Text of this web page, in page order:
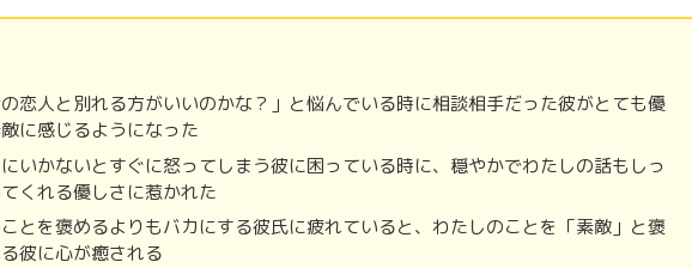
の恋人と別れる方がいいのかな？」と悩んでいる時に相談相手だった彼がとても優
に感じるようになった
いかないとすぐに怒ってしまう彼に困っている時に、穏やかでわたしの話もしっ
くれる優しさに惹かれた
とを褒めるよりもバカにする彼氏に疲れていると、わたしのことを「素敵」と褒
彼に心が癒される